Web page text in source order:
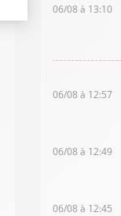
06/08 à 13:10
06/08 à 12:57
06/08 à 12:49
06/08 à 12:45